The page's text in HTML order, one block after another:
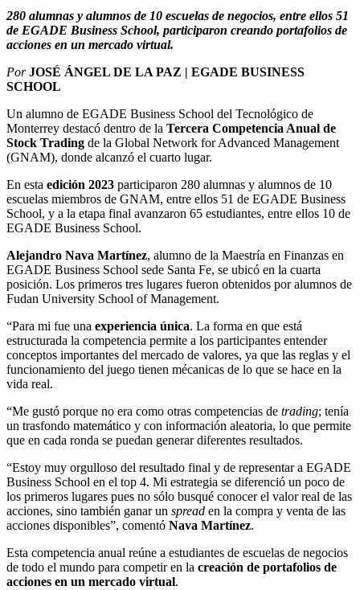
280 alumnas y alumnos de 10 escuelas de negocios, entre ellos 51
de EGADE Business School, participaron creando portafolios de
acciones en un mercado virtual.
PorJOSÉ ÁNGEL DE LA PAZ | EGADE BUSINESS
SCHOOL
Un alumno de EGADE Business School del Tecnológico de
Monterrey destacó dentro de la Tercera Competencia Anual de
Stock Trading de la Global Network for Advanced Management
(GNAM), donde alcanzó el cuarto lugar.
En esta edición 2023 participaron 280 alumnas y alumnos de 10
escuelas miembros de GNAM, entre ellos 51 de EGADE Business
School, y a la etapa final avanzaron 65 estudiantes, entre ellos 10 de
EGADE Business School.
Alejandro Nava Martínez, alumno de la Maestría en Finanzas en
EGADE Business School sede Santa Fe, se ubicó en la cuarta
posición. Los primeros tres lugares fueron obtenidos por alumnos de
Fudan University School of Management.
“Para mi fue una experiencia única. La forma en que está
estructurada la competencia permite a los participantes entender
conceptos importantes del mercado de valores, ya que las reglas y el
funcionamiento del juego tienen mécanicas de lo que se hace en la
vida real.
“Me gustó porque no era como otras competencias de trading; tenía
un trasfondo matemático y con información aleatoria, lo que permite
que en cada ronda se puedan generar diferentes resultados.
“Estoy muy orgulloso del resultado final y de representar a EGADE
Business School en el top 4. Mi estrategia se diferenció un poco de
los primeros lugares pues no sólo busqué conocer el valor real de las
acciones, sino también ganar un spread en la compra y venta de las
acciones disponibles”, comentó Nava Martínez.
Esta competencia anual reúne a estudiantes de escuelas de negocios
de todo el mundo para competir en la creación de portafolios de
acciones en un mercado virtual.